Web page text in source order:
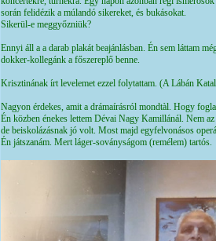
során felidézik a múlandó sikereket, és bukásokat.
Sikerül-e meggyőzniük?
Ennyi áll a a darab plakát beajánlásban. Én sem láttam
dokker-kollegánk a főszereplő benne.
Krisztinának írt levelemet ezzel folytattam. (A Lábán
Nagyon érdekes, amit a drámaírásról mondtàl. Hogy
Én közben énekes lettem Dévai Nagy Kamillánál. Nem
de beiskolázásnak jó volt. Most majd egyfelvonásos
Én játszanám. Mert láger-soványságom (remélem) tartós.